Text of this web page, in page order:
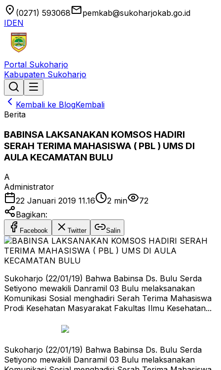
location_on (0271) 593068emailpemkab@sukoharjokab.go.id
IDEN
Portal Sukoharjo
Kabupaten Sukoharjo
Kembali ke BlogKembali
Berita
BABINSA LAKSANAKAN KOMSOS HADIRI
SERAH TERIMA MAHASISWA ( PBL ) UMS DI
AULA KECAMATAN BULU
A
Administrator
22 Januari 2019 11.16
2 min
72
Bagikan:
Facebook Twitter Salin
Sukoharjo (22/01/19) Bahwa Babinsa Ds. Bulu Serda
Setiyono mewakili Danramil 03 Bulu melaksanakan
Komunikasi Sosial menghadiri Serah Terima Mahasiswa
Prodi Kesehatan Masyarakat Fakultas Ilmu Kesehatan...
Sukoharjo (22/01/19) Bahwa Babinsa Ds. Bulu Serda
Setiyono mewakili Danramil 03 Bulu melaksanakan